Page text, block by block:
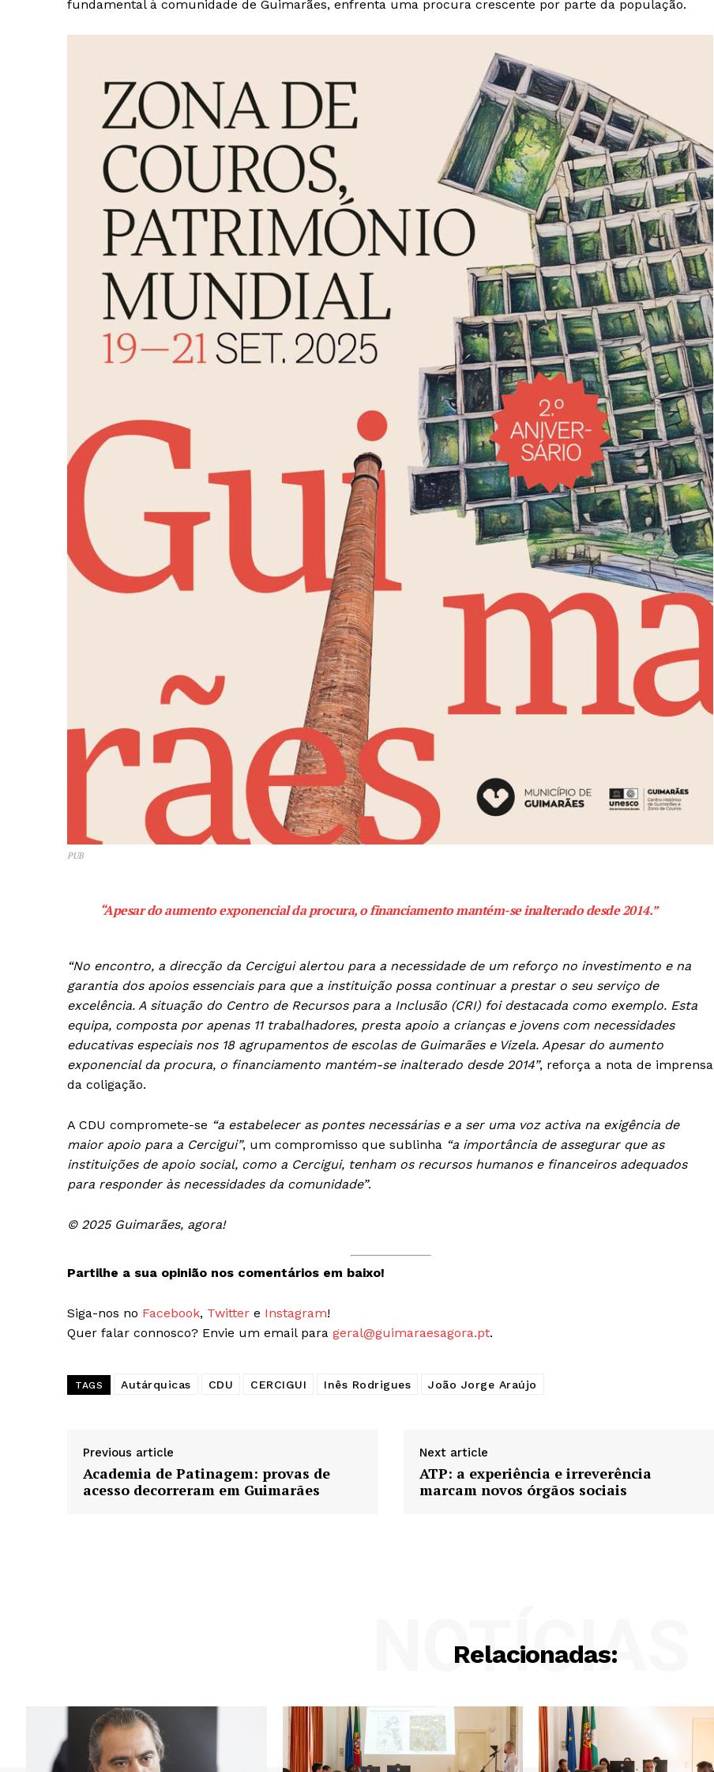
Guimarães, agora!
SUBSCREVA JÁ!
Institucional
Edição Digital
Europa
Quero ser Assinante
fundamental à comunidade de Guimarães, enfrenta uma procura crescente por parte da população.
PUB
“Apesar do aumento exponencial da procura, o financiamento mantém-se inalterado desde 2014.”
“No encontro, a direcção da Cercigui alertou para a necessidade de um reforço no investimento e na
garantia dos apoios essenciais para que a instituição possa continuar a prestar o seu serviço de
excelência. A situação do Centro de Recursos para a Inclusão (CRI) foi destacada como exemplo. Esta
equipa, composta por apenas 11 trabalhadores, presta apoio a crianças e jovens com necessidades
educativas especiais nos 18 agrupamentos de escolas de Guimarães e Vizela. Apesar do aumento
exponencial da procura, o financiamento mantém-se inalterado desde 2014”, reforça a nota de imprensa
da coligação.
A CDU compromete-se “a estabelecer as pontes necessárias e a ser uma voz activa na exigência de
maior apoio para a Cercigui”, um compromisso que sublinha “a importância de assegurar que as
instituições de apoio social, como a Cercigui, tenham os recursos humanos e financeiros adequados
para responder às necessidades da comunidade”.
© 2025 Guimarães, agora!
Partilhe a sua opinião nos comentários em baixo!
Siga-nos no Facebook, Twitter e Instagram!
Quer falar connosco? Envie um email para geral@guimaraesagora.pt.
TAGS Autárquicas CDU CERCIGUI Inês Rodrigues João Jorge Araújo
Previous article
Academia de Patinagem: provas de
acesso decorreram em Guimarães
Next article
ATP: a experiência e irreverência
marcam novos órgãos sociais
Relacionadas:
NOTÍCIAS